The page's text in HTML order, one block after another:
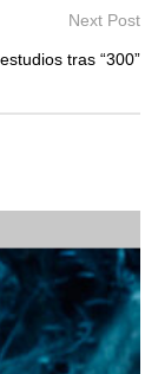
Next Post
tras “300”